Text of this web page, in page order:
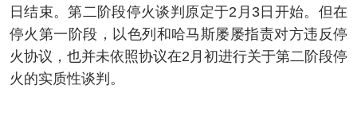
日结束。第二阶段停火谈判原定于2月3日开始。但在
停火第一阶段，以色列和哈马斯屡屡指责对方违反停
火协议，也并未依照协议在2月初进行关于第二阶段停
火的实质性谈判。